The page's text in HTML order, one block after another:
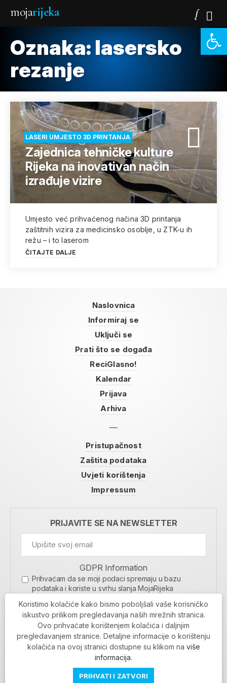
mojarijeka
Oznaka: lasersko
rezanje
LASERI UMJESTO 3D PRINTANJA
Zajednica tehničke kulture
Rijeka na inovativan način
izrađuje vizire
Umjesto već prihvaćenog načina 3D printanja
zaštitnih vizira za medicinsko osoblje, u ZTK-u ih
režu – i to laserom
ČITAJTE DALJE
Naslovnica
Informiraj se
Uključi se
Prati što se događa
ReciGlasno!
Kalendar
Prijava
Arhiva
Pristupačnost
Zaštita podataka
Uvjeti korištenja
Impressum
PRIJAVITE SE NA NEWSLETTER
GDPR Information
Prihvaćam da se moji podaci spremaju u bazu
podataka i koriste u svrhu slanja MojaRijeka
MOJARIJEKA NEWSLETTER
PRIJAVI SE
Povratak na vrh
Koristimo kolačiće kako bismo poboljšali vaše korisničko
iskustvo prilikom pregledavanja naših mrežnih stranica.
Ovo prihvaćate korištenjem kolačića i daljnjim
pregledavanjem stranice. Detaljne informacije o korištenju
kolačića na ovoj stranici dostupne su klikom na više
informacija.
PRIHVATI I ZATVORI